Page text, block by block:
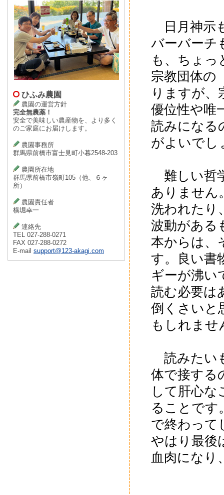
ひふみ農園
農園の運営方針
完全無農薬！
安全で美味しい農産物を、より多く
のご家庭にお届けします。
農園事務所
群馬県前橋市富士見町小暮2548-203
農園所在地
群馬県前橋市嶺町105（他、６ヶ
所）
農園責任者
横堀幸一
連絡先
TEL 027-288-0271
FAX 027-288-0272
E-mail support@123-akagi.com
日月神示
バーバーチ
も、ちょっ
宗教団体の
りますが、
優位性や唯
読みになる
がよいでし
難しい哲
ありません
洗われたり
波動がある
本からは、
す。良い書
ギーが沸い
読む必要は
倒くさいと
もしれませ
読みたい
体で接する
して肝心な
ることです
で終わって
やはり最後
血肉になり